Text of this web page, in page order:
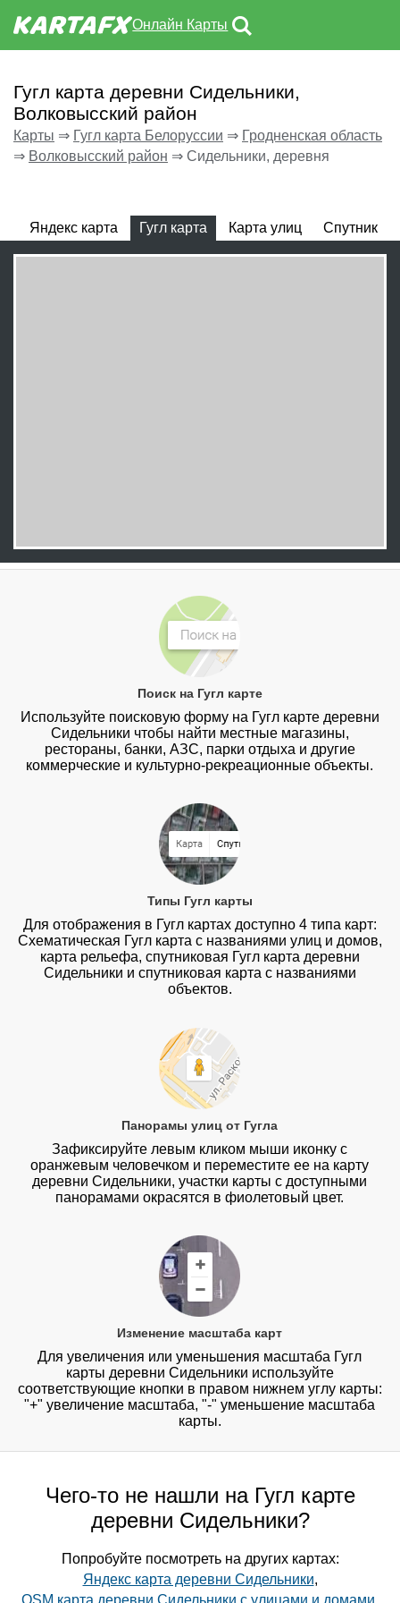
Онлайн Карты
Гугл карта деревни Сидельники,
Волковысский район
Карты ⇒ Гугл карта Белоруссии ⇒ Гродненская область
⇒ Волковысский район ⇒ Сидельники, деревня
Яндекс карта Гугл карта Карта улиц Спутник
Поиск на Гугл карте
Используйте поисковую форму на Гугл карте деревни
Сидельники чтобы найти местные магазины,
рестораны, банки, АЗС, парки отдыха и другие
коммерческие и культурно-рекреационные объекты.
Типы Гугл карты
Для отображения в Гугл картах доступно 4 типа карт:
Схематическая Гугл карта с названиями улиц и домов,
карта рельефа, спутниковая Гугл карта деревни
Сидельники и спутниковая карта с названиями
объектов.
Панорамы улиц от Гугла
Зафиксируйте левым кликом мыши иконку с
оранжевым человечком и переместите ее на карту
деревни Сидельники, участки карты с доступными
панорамами окрасятся в фиолетовый цвет.
Изменение масштаба карт
Для увеличения или уменьшения масштаба Гугл
карты деревни Сидельники используйте
соответствующие кнопки в правом нижнем углу карты:
"+" увеличение масштаба, "-" уменьшение масштаба
карты.
Чего-то не нашли на Гугл карте
деревни Сидельники?
Попробуйте посмотреть на других картах:
Яндекс карта деревни Сидельники,